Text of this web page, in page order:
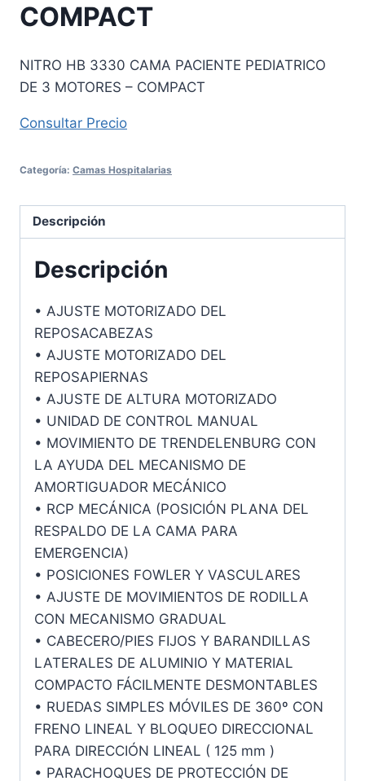
COMPACT
NITRO HB 3330 CAMA PACIENTE PEDIATRICO
DE 3 MOTORES – COMPACT
Consultar Precio
Categoría: Camas Hospitalarias
Descripción
Descripción
• AJUSTE MOTORIZADO DEL
REPOSACABEZAS
• AJUSTE MOTORIZADO DEL
REPOSAPIERNAS
• AJUSTE DE ALTURA MOTORIZADO
• UNIDAD DE CONTROL MANUAL
• MOVIMIENTO DE TRENDELENBURG CON
LA AYUDA DEL MECANISMO DE
AMORTIGUADOR MECÁNICO
• RCP MECÁNICA (POSICIÓN PLANA DEL
RESPALDO DE LA CAMA PARA
EMERGENCIA)
• POSICIONES FOWLER Y VASCULARES
• AJUSTE DE MOVIMIENTOS DE RODILLA
CON MECANISMO GRADUAL
• CABECERO/PIES FIJOS Y BARANDILLAS
LATERALES DE ALUMINIO Y MATERIAL
COMPACTO FÁCILMENTE DESMONTABLES
• RUEDAS SIMPLES MÓVILES DE 360º CON
FRENO LINEAL Y BLOQUEO DIRECCIONAL
PARA DIRECCIÓN LINEAL ( 125 mm )
• PARACHOQUES DE PROTECCIÓN DE